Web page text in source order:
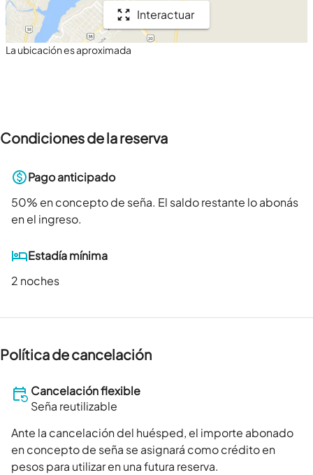
Interactuar
La ubicación es aproximada
Condiciones de la reserva
Pago anticipado
50% en concepto de seña. El saldo restante lo abonás
en el ingreso.
Estadía mínima
2 noches
Política de cancelación
Cancelación flexible
Seña reutilizable
Ante la cancelación del huésped, el importe abonado
en concepto de seña se asignará como crédito en
pesos para utilizar en una futura reserva.